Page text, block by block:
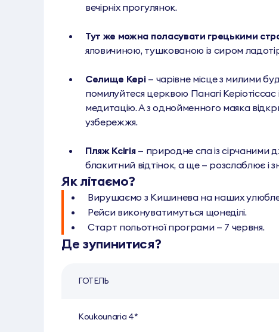
вечірніх прогулянок.
Тут же можна поласувати грецькими
яловичиною, тушкованою із сиром
Селище Кері— чарівне місце з милими
помилуйтеся церквою Панагі
медитацію. А з однойменного маяка
узбережжя.
Пляж Ксігія— природне спа із сірчаними
блакитний відтінок, а ще — розслаблює і
Як літаємо?
Вирушаємо з Кишинева на наших
Рейси виконуватимуться щонеділі.
Старт польотної програми — 7 червня.
Де зупинитися?
ГОТЕЛЬ
Koukounaria 4*